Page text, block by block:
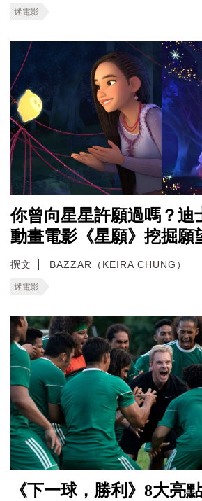
迷電影
你曾向星星許願過嗎？迪
動畫電影《星願》挖掘願
撰文 BAZZAR（KEIRA CHUNG）
迷電影
《下一球，勝利》8大亮